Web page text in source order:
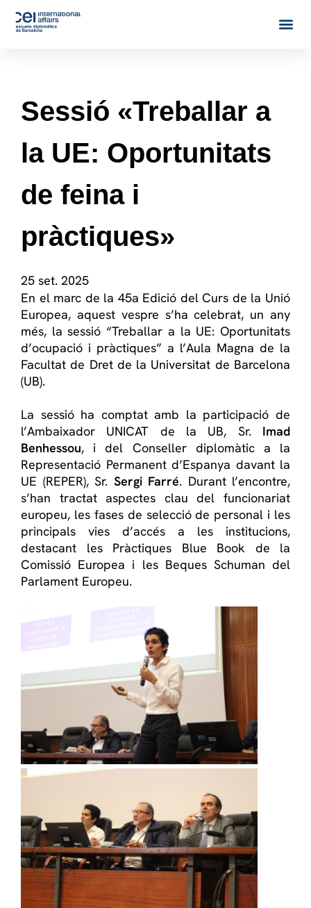
Sessió «Treballar a
la UE: Oportunitats
de feina i
pràctiques»
25 set. 2025
En el marc de la 45a Edició del Curs de la Unió
Europea, aquest vespre s’ha celebrat, un any
més, la sessió “Treballar a la UE: Oportunitats
d’ocupació i pràctiques” a l’Aula Magna de la
Facultat de Dret de la Universitat de Barcelona
(UB).
La sessió ha comptat amb la participació de
l’Ambaixador UNICAT de la UB, Sr. Imad
Benhessou, i del Conseller diplomàtic a la
Representació Permanent d’Espanya davant la
UE (REPER), Sr. Sergi Farré. Durant l’encontre,
s’han tractat aspectes clau del funcionariat
europeu, les fases de selecció de personal i les
principals vies d’accés a les institucions,
destacant les Pràctiques Blue Book de la
Comissió Europea i les Beques Schuman del
Parlament Europeu.